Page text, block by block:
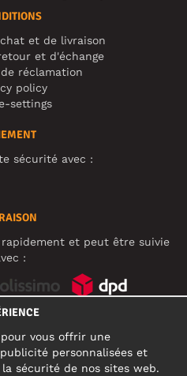
et de livraison
et d'échange
réclamation
policy
settings
sécurité avec :
et peut être suivie
:
vous offrir une
personnalisées et
sécurité de nos sites web.